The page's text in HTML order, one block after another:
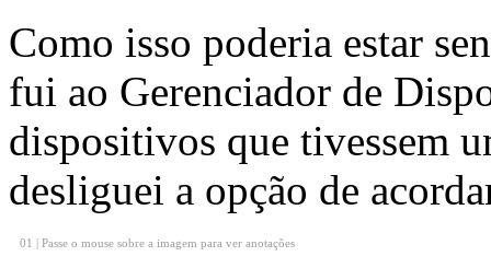
Como isso poderia estar
fui ao Gerenciador de
dispositivos que tivessem
desliguei a opção de
01 | Passe o mouse sobre a imagem para ver anotações